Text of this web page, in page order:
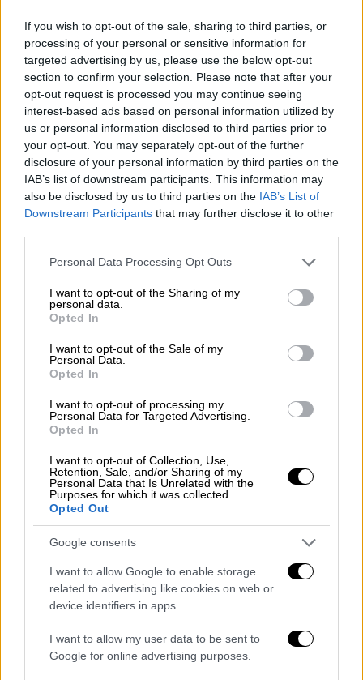
If you wish to opt-out of the sale, sharing to third parties, or
processing of your personal or sensitive information for
targeted advertising by us, please use the below opt-out
section to confirm your selection. Please note that after your
opt-out request is processed you may continue seeing
interest-based ads based on personal information utilized by
us or personal information disclosed to third parties prior to
your opt-out. You may separately opt-out of the further
disclosure of your personal information by third parties on the
IAB’s list of downstream participants. This information may
also be disclosed by us to third parties on the IAB’s List of
Downstream Participants that may further disclose it to other
Please note that this website/app uses one or more Google
not limited to your visit or usage behaviour. You may click to
grant or deny consent to Google and its third-party tags to
use your data for below specified purposes in below Google
consent section.
Personal Data Processing Opt Outs
I want to opt-out of the Sharing of my
personal data.
Opted In
I want to opt-out of the Sale of my
Personal Data.
Opted In
I want to opt-out of processing my
Personal Data for Targeted Advertising.
Opted In
I want to opt-out of Collection, Use,
Retention, Sale, and/or Sharing of my
Personal Data that Is Unrelated with the
Purposes for which it was collected.
Opted Out
Google consents
I want to allow Google to enable storage
related to advertising like cookies on web or
device identifiers in apps.
I want to allow my user data to be sent to
Google for online advertising purposes.
ακόμη δεν έχουν αποδοθεί ευθύνες στις
εταιρείες, για τις οποίες
της στήριξης του Τούρκου προέδρου, έχει
προκαλέσει έντονη κριτική ακόμη και από
παρουσιάστριες τηλεοπτικών εκπομπών,
αλλά και στελέχη της αντιπολίτευσης.
Υποτίθεται ότι ήταν κτίρια ανθεκτικά με
υλικά υψηλής ποιότητας. Κάποια κόστισαν
ως και 3 εκατομμύρια λίρες
βουλευτής της αντιπολίτευσης. «
Μπορείτε
να αγοράσετε τον θάνατό σας με 2.850.000